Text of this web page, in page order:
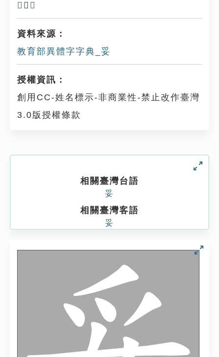
𢼻 、 𡛎
資料來源：
教育部異體字字典_妥
授權資訊：
創用CC-姓名標示-非商業性-禁止改作臺灣
3.0版授權條款
相關臺灣台語
妥
相關臺灣客語
妥